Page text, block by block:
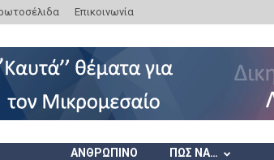
Επικοινωνία
ΑΝΘΡΩΠΙΝΟ
ΠΩΣ ΝΑ…